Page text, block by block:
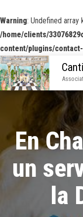
Warning: Undefined array
/home/clients/
content/plugins/
En
un
la